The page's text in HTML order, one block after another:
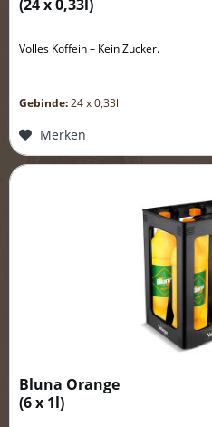
(24 x 0,33l )
Volles Koffein – Kein Zucker.
Gebinde:24 x 0,33l
Merken
Bluna Orange
(6 x 1l)